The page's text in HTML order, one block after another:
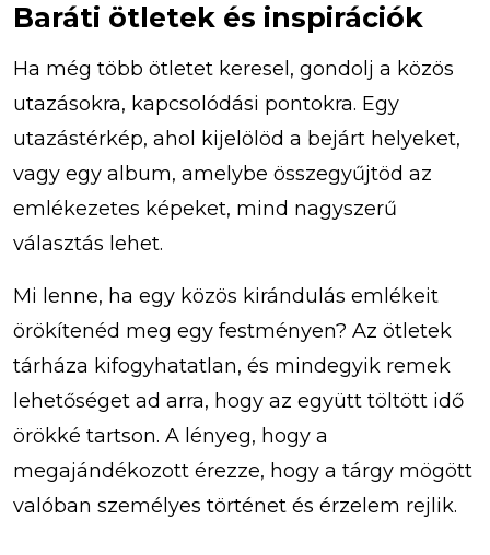
Baráti ötletek és inspirációk
Ha még több ötletet keresel, gondolj a közös
utazásokra, kapcsolódási pontokra. Egy
utazástérkép, ahol kijelölöd a bejárt helyeket,
vagy egy album, amelybe összegyűjtöd az
emlékezetes képeket, mind nagyszerű
választás lehet.
Mi lenne, ha egy közös kirándulás emlékeit
örökítenéd meg egy festményen? Az ötletek
tárháza kifogyhatatlan, és mindegyik remek
lehetőséget ad arra, hogy az együtt töltött idő
örökké tartson. A lényeg, hogy a
megajándékozott érezze, hogy a tárgy mögött
valóban személyes történet és érzelem rejlik.